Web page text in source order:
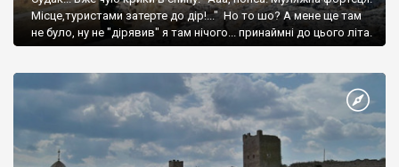
Місце,туристами затерте до дір!..." Но то шо? А мене ще там
не було, ну не "дірявив" я там нічого... принаймні до цього літа.